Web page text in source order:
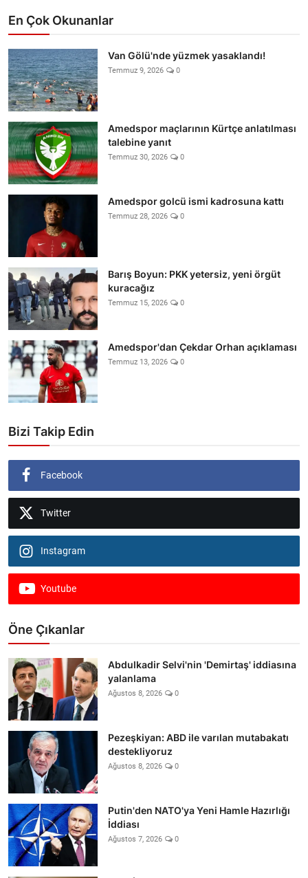
En Çok Okunanlar
Van Gölü'nde yüzmek yasaklandı!
Temmuz 9, 2026 0
Amedspor maçlarının Kürtçe anlatılması
talebine yanıt
Temmuz 30, 2026 0
Amedspor golcü ismi kadrosuna kattı
Temmuz 28, 2026 0
Barış Boyun: PKK yetersiz, yeni örgüt
kuracağız
Temmuz 15, 2026 0
Amedspor'dan Çekdar Orhan açıklaması
Temmuz 13, 2026 0
Bizi Takip Edin
Facebook
Twitter
Instagram
Youtube
Öne Çıkanlar
Abdulkadir Selvi'nin 'Demirtaş' iddiasına
yalanlama
Ağustos 8, 2026 0
Pezeşkiyan: ABD ile varılan mutabakatı
destekliyoruz
Ağustos 8, 2026 0
Putin'den NATO'ya Yeni Hamle Hazırlığı
İddiası
Ağustos 7, 2026 0